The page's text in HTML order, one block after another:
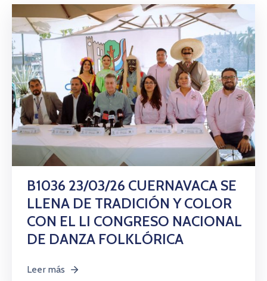
B1036 23/03/26 CUERNAVACA SE
LLENA DE TRADICIÓN Y COLOR
CON EL LI CONGRESO NACIONAL
DE DANZA FOLKLÓRICA
Leer más